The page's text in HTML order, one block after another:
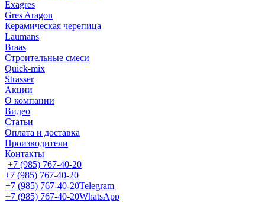
Exagres
Gres Aragon
Керамическая черепица
Laumans
Braas
Строительные смеси
Quick-mix
Strasser
Акции
О компании
Видео
Статьи
Оплата и доставка
Производители
Контакты
+7 (985) 767-40-20
+7 (985) 767-40-20
+7 (985) 767-40-20Telegram
+7 (985) 767-40-20WhatsApp